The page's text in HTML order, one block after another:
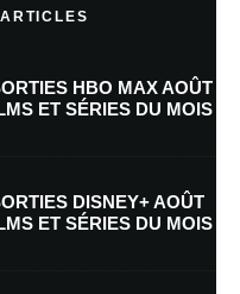
HBO MAX AOÛT
ET SÉRIES DU MOIS
DISNEY+ AOÛT
ET SÉRIES DU MOIS